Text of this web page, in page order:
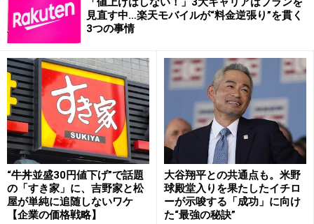
明確な指示・命令があろうとなかろうと、絶対権力者が
いてその人物に逆らうことが仕事上で自分の不利益にな
り、最悪は職を失うかもしれないという懸念があるケー
スでは、権力者の機嫌を損ねたくないがゆえにたとえ不
正と分かっていても、それに手を染めてしまうケースが
間々あるのです。一昨年大きな社会問題となった
ビッグ
モーター社の損害保険不正受給問題などは、こういった
「悪しき組織風土」の代表例と言えるでしょう。
見直す中…楽天モバイルが“料金逆張り”を貫く
3つの事情
“牛丼並盛30円値下げ”で話題
の「すき家」に、吉野家と松
屋が単純に追随しないワケ
【企業の価格戦略】
大谷翔平との共通点も。米野
球殿堂入りを果たしたイチロ
ーが示唆する「成功」に向け
た“最強の秘訣”